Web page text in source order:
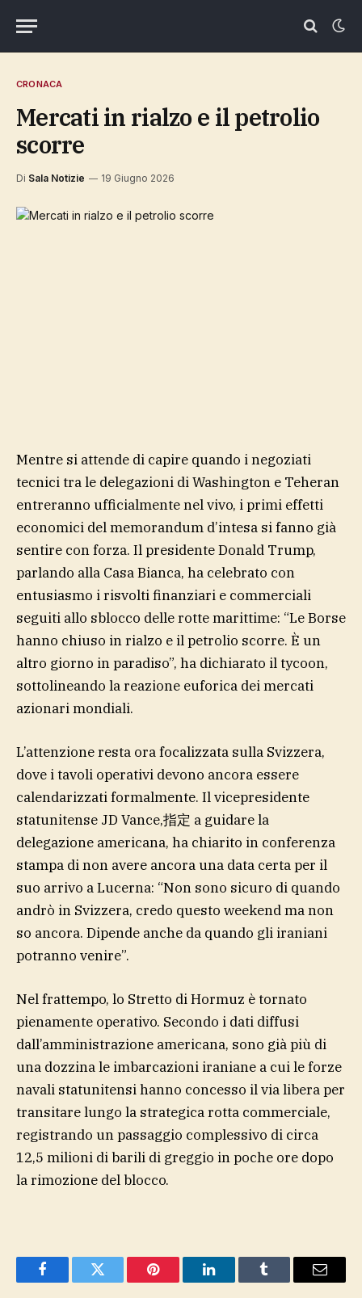
CRONACA
Mercati in rialzo e il petrolio
scorre
Di Sala Notizie 19 Giugno 2026
Mentre si attende di capire quando i negoziati
tecnici tra le delegazioni di Washington e Teheran
entreranno ufficialmente nel vivo, i primi effetti
economici del memorandum d’intesa si fanno già
sentire con forza. Il presidente Donald Trump,
parlando alla Casa Bianca, ha celebrato con
entusiasmo i risvolti finanziari e commerciali
seguiti allo sblocco delle rotte marittime: “Le Borse
hanno chiuso in rialzo e il petrolio scorre. È un
altro giorno in paradiso”, ha dichiarato il tycoon,
sottolineando la reazione euforica dei mercati
azionari mondiali.
L’attenzione resta ora focalizzata sulla Svizzera,
dove i tavoli operativi devono ancora essere
calendarizzati formalmente. Il vicepresidente
statunitense JD Vance,指定 a guidare la
delegazione americana, ha chiarito in conferenza
stampa di non avere ancora una data certa per il
suo arrivo a Lucerna: “Non sono sicuro di quando
andrò in Svizzera, credo questo weekend ma non
so ancora. Dipende anche da quando gli iraniani
potranno venire”.
Nel frattempo, lo Stretto di Hormuz è tornato
pienamente operativo. Secondo i dati diffusi
dall’amministrazione americana, sono già più di
una dozzina le imbarcazioni iraniane a cui le forze
navali statunitensi hanno concesso il via libera per
transitare lungo la strategica rotta commerciale,
registrando un passaggio complessivo di circa
12,5 milioni di barili di greggio in poche ore dopo
la rimozione del blocco.
FacebookTwitter Pinterest LinkedInTumblr Email